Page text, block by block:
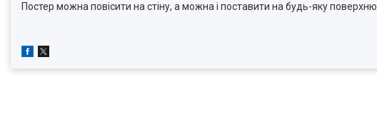
Постер можна повісити на стіну, а можна і поставити на будь-яку поверхню.